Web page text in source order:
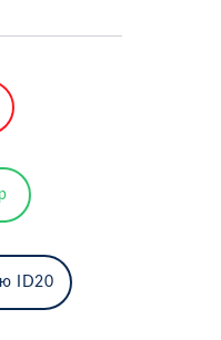
ID20